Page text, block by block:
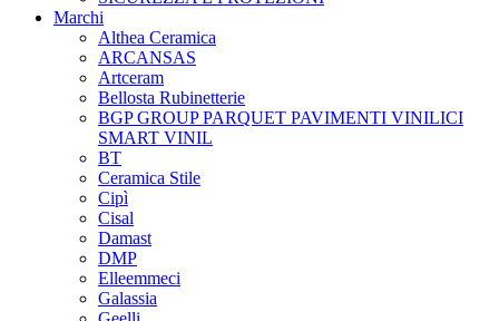
Marchi
Althea Ceramica
ARCANSAS
Artceram
Bellosta Rubinetterie
BGP GROUP PARQUET PAVIMENTI VINILICI
SMART VINIL
BT
Ceramica Stile
Cipì
Cisal
Damast
DMP
Elleemmeci
Galassia